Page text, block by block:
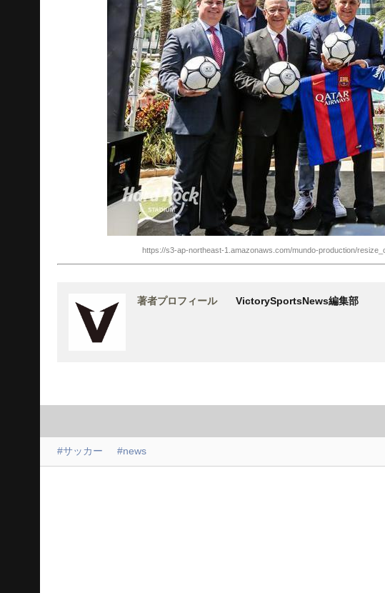
https://s3-ap-northeast-1.amazonaws.com/mundo-production/
著者プロフィール VictorySportsNews編集部
#サッカー #news